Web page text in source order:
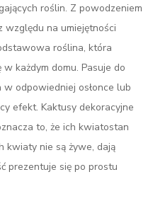
roślin. Z powodzeniem
względu na umiejętności
roślina, która
każdym domu. Pasuje do
odpowiedniej osłonce lub
efekt. Kaktusy dekoracyjne
to, że ich kwiatostan
kwiaty nie są żywe, dają
prezentuje się po prostu